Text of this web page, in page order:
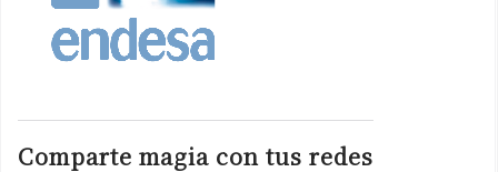
Comparte magia con tus redes